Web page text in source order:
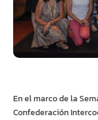
En el marco de la
Confederación